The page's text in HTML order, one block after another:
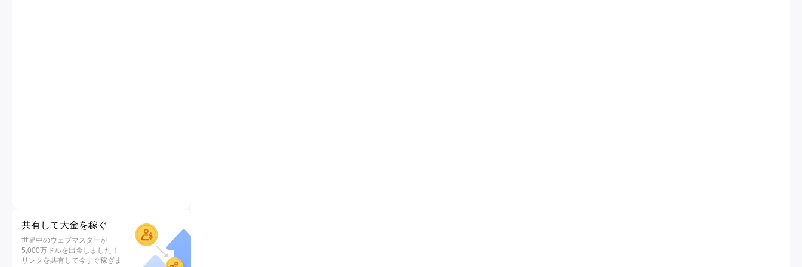
共有して大金を稼ぐ
世界中のウェブマスターが
5,000万ドルを出金しました！
リンクを共有して今すぐ稼ぎま